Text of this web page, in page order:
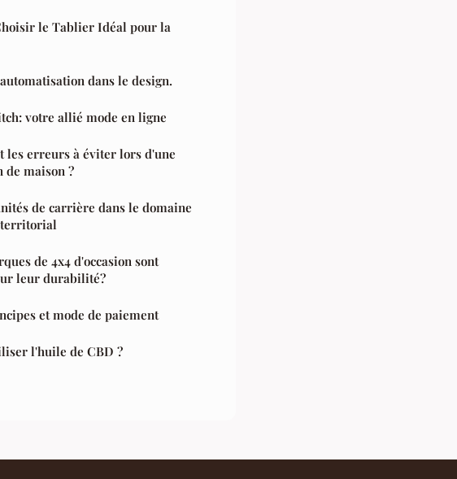
le Tablier Idéal pour la
dans le design.
votre allié mode en ligne
les erreurs à éviter lors d'une
de maison ?
de carrière dans le domaine
de 4x4 d'occasion sont
leur durabilité?
et mode de paiement
l'huile de CBD ?